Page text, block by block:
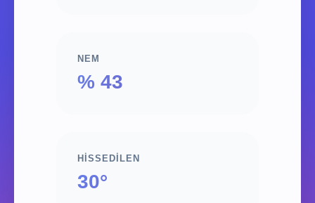
NEM
% 43
HISSEDILEN
30°